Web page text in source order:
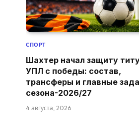
СПОРТ
Шахтер начал защиту
УПЛ с победы: состав,
трансферы и главные
сезона-2026/27
4 августа, 2026